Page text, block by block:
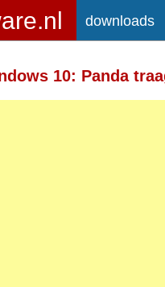
downloads
10: Panda
HTML-tags: <a> <em>
<br /> <i> <b> <p>